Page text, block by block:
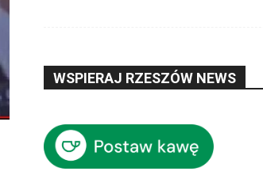
WSPIERAJ RZESZÓW NEWS